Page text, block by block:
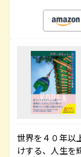
世界を４０年以
けする、人生を